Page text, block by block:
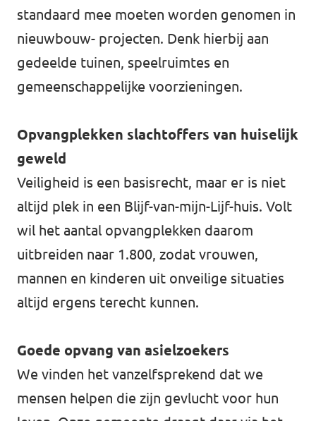
standaard mee moeten worden genomen in
nieuwbouw- projecten. Denk hierbij aan
gedeelde tuinen, speelruimtes en
gemeenschappelijke voorzieningen.
Opvangplekken slachtoffers van huiselijk
geweld
Veiligheid is een basisrecht, maar er is niet
altijd plek in een Blijf-van-mijn-Lijf-huis. Volt
wil het aantal opvangplekken daarom
uitbreiden naar 1.800, zodat vrouwen,
mannen en kinderen uit onveilige situaties
altijd ergens terecht kunnen.
Goede opvang van asielzoekers
We vinden het vanzelfsprekend dat we
mensen helpen die zijn gevlucht voor hun